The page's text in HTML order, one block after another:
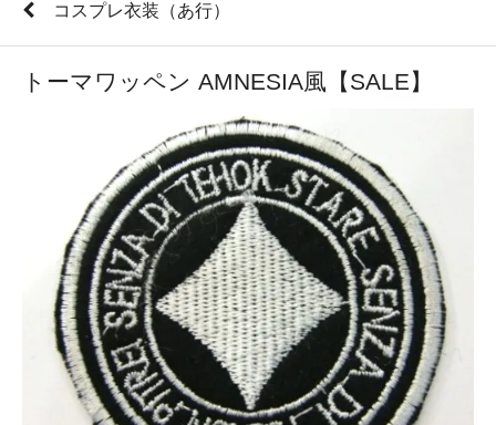
コスプレ衣装（あ行）
トーマワッペン AMNESIA風【SALE】